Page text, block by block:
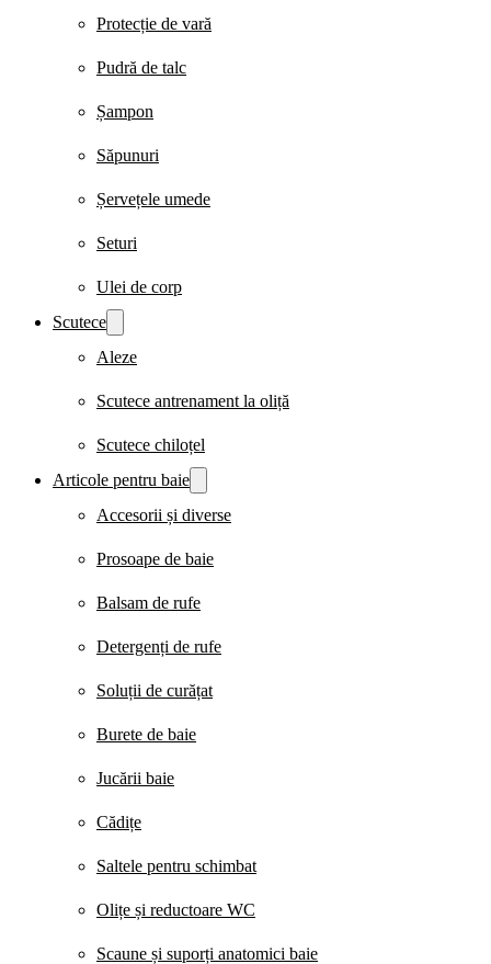
Protecție de vară
Pudră de talc
Șampon
Săpunuri
Șervețele umede
Seturi
Ulei de corp
Scutece
Aleze
Scutece antrenament la oliță
Scutece chiloțel
Articole pentru baie
Accesorii și diverse
Prosoape de baie
Balsam de rufe
Detergenți de rufe
Soluții de curățat
Burete de baie
Jucării baie
Cădițe
Saltele pentru schimbat
Olițe și reductoare WC
Scaune și suporți anatomici baie